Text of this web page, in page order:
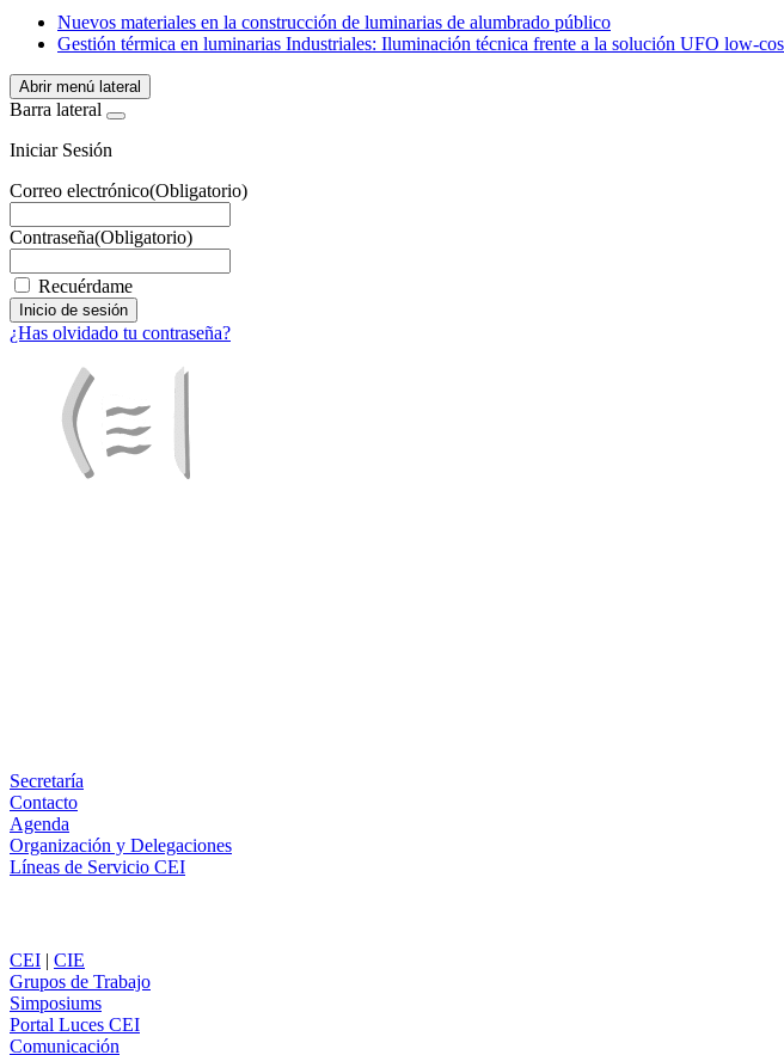
WhatsApp
Nuevos materiales en la construcción de luminarias de alumbrado público
Gestión térmica en luminarias Industriales: Iluminación técnica frente a la solución UFO low-
Abrir menú lateral
Barra lateral
Iniciar Sesión
Correo electrónico(Obligatorio)
Contraseña(Obligatorio)
Recuérdame
¿Has olvidado tu contraseña?
Secretaría
Contacto
Agenda
Organización y Delegaciones
Líneas de Servicio CEI
CEI | CIE
Grupos de Trabajo
Simposiums
Portal Luces CEI
Comunicación